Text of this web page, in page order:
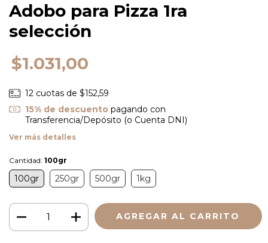
Adobo para Pizza 1ra
selección
$1.031,00
12 cuotas de $152,59
15% de descuento pagando con
Transferencia/Depósito (o Cuenta DNI)
Ver más detalles
Cantidad: 100gr
100gr 250gr 500gr 1kg